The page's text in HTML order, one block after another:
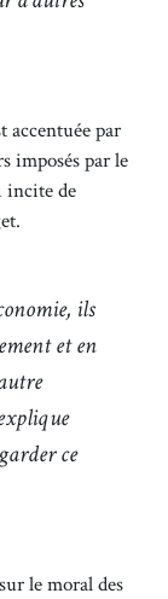
accentuée par
imposés par le
incite de
ils
et en
ce
le moral des